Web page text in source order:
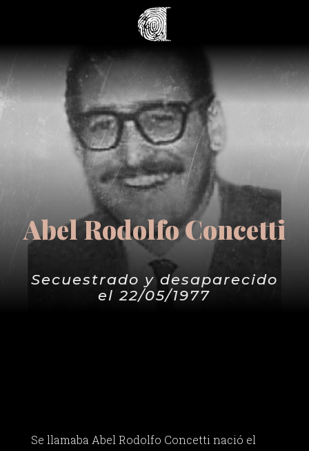
Abel Rodolfo Concetti
Secuestrado y desaparecido
el 22/05/1977
Se llamaba Abel Rodolfo Concetti nació el